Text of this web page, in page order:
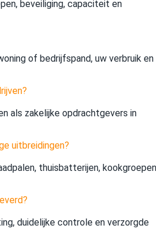
beveiliging, capaciteit en
of bedrijfspand, uw verbruik en
als zakelijke opdrachtgevers in
uitbreidingen?
thuisbatterijen, kookgroepen
duidelijke controle en verzorgde